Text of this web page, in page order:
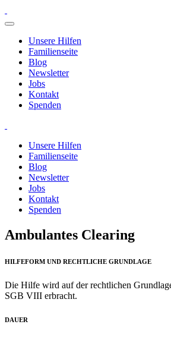
Unsere Hilfen
Familienseite
Blog
Newsletter
Jobs
Kontakt
Spenden
Unsere Hilfen
Familienseite
Blog
Newsletter
Jobs
Kontakt
Spenden
Ambulantes Clearing
HILFEFORM UND RECHTLICHE GRUNDLAGE
Die Hilfe wird auf der rechtlichen
SGB VIII erbracht.
DAUER